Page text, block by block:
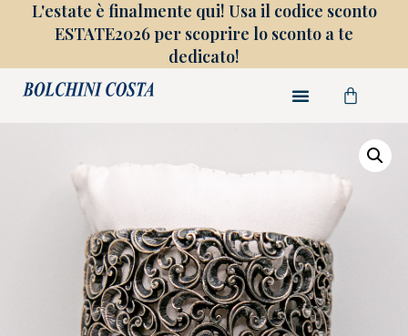
L'estate è finalmente qui! Usa il codice sconto
ESTATE2026 per scoprire lo sconto a te
dedicato!